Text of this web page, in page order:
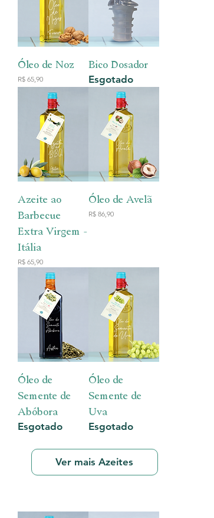
Óleo de Noz
Preço
R$ 65,90
Bico Dosador
Esgotado
Azeite ao
Barbecue
Extra Virgem -
Itália
Preço
R$ 65,90
Óleo de Avelã
Preço
R$ 86,90
Óleo de
Semente de
Abóbora
Esgotado
Óleo de
Semente de
Uva
Esgotado
Ver mais Azeites